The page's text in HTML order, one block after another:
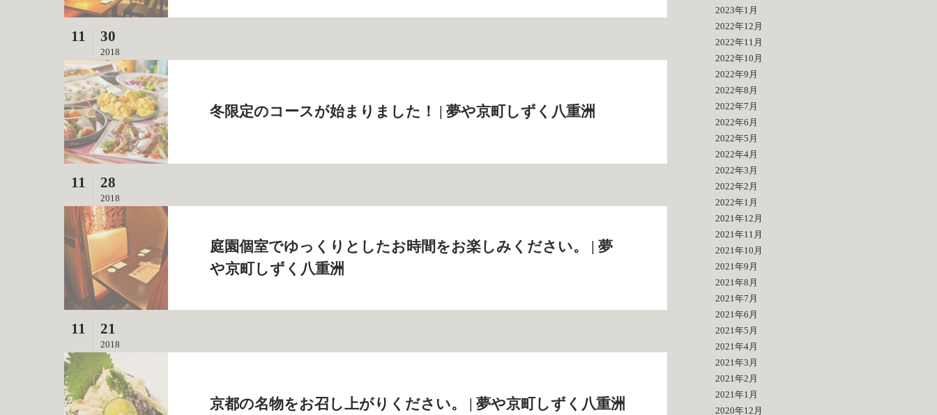
11 30
2018
冬限定のコースが始まりました！ | 夢や京町しずく八重洲
11 28
2018
庭園個室でゆっくりとしたお時間をお楽しみください。 | 夢
や京町しずく八重洲
11 21
2018
京都の名物をお召し上がりください。 | 夢や京町しずく八重洲
2023年1月
2022年12月
2022年11月
2022年10月
2022年9月
2022年8月
2022年7月
2022年6月
2022年5月
2022年4月
2022年3月
2022年2月
2022年1月
2021年12月
2021年11月
2021年10月
2021年9月
2021年8月
2021年7月
2021年6月
2021年5月
2021年4月
2021年3月
2021年2月
2021年1月
2020年12月